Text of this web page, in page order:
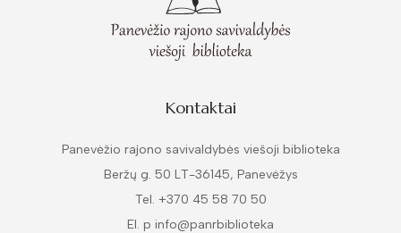
Kontaktai
Panevėžio rajono savivaldybės viešoji biblioteka
Beržų g. 50 LT-36145, Panevėžys
Tel. +370 45 58 70 50
El. p info@panrbiblioteka